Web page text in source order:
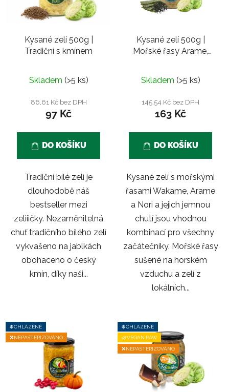
Kysané zelí 500g |
Tradiční s kmínem
Skladem (>5 ks)
86,61 Kč bez DPH
97 Kč
DO KOŠÍKU
Tradiční bílé zelí je
dlouhodobě náš
bestseller mezi
zeliiičky. Nezaměnitelná
chuť tradičního bílého zelí
vykvašeno na jablkách
obohaceno o český
kmín, díky naši...
Kysané zelí 500g |
Mořské řasy Arame,
Skladem (>5 ks)
145,54 Kč bez DPH
163 Kč
DO KOŠÍKU
Kysané zelí s mořskými
řasami Wakame, Arame
a Nori a jejich jemnou
chutí jsou vhodnou
kombinací pro všechny
začátečníky. Mořské řasy
sušené na horském
vzduchu a zelí z
lokálních...
❄️CHLAZENÉ
❌NEPASTERIZOVÁNO
❄️CHLAZENÉ
🌿VEGAN,RAW
❌NEPASTERIZOVÁNO